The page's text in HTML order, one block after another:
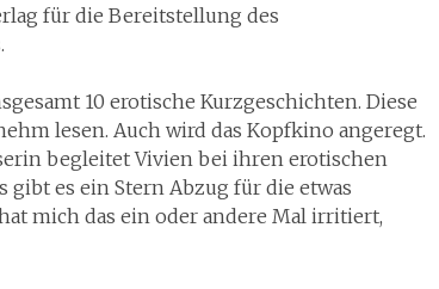
für die Bereitstellung des
10 erotische Kurzgeschichten. Diese
lesen. Auch wird das Kopfkino angeregt.
begleitet Vivien bei ihren erotischen
gibt es ein Stern Abzug für die etwas
mich das ein oder andere Mal irritiert,